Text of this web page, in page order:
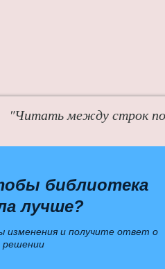
"Читать между строк
библиотека
лучше?
изменения и получите ответ о
решении